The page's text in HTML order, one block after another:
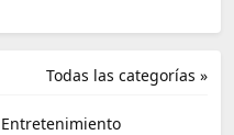
Todas las categorías »
Entretenimiento